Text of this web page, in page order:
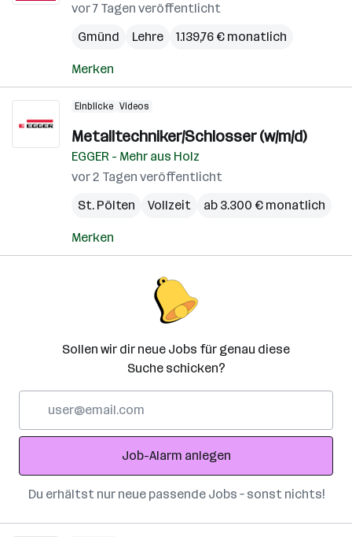
vor 7 Tagen veröffentlicht
Gmünd
Lehre 1.139,76 € monatlich
Merken
Einblicke Videos
Metalltechniker/Schlosser (w/m/d)
EGGER - Mehr aus Holz
vor 2 Tagen veröffentlicht
St. Pölten
Vollzeit ab 3.300 € monatlich
Merken
Sollen wir dir neue Jobs für genau diese
Suche schicken?
Adresse
Job-Alarm anlegen
Du erhältst nur neue passende Jobs – sonst nichts!